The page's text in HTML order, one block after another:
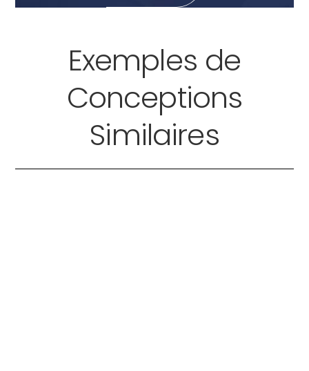
Exemples de
Conceptions
Similaires